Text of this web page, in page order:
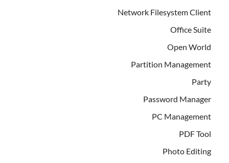
Network Filesystem Client
Office Suite
Open World
Partition Management
Party
Password Manager
PC Management
PDF Tool
Photo Editing